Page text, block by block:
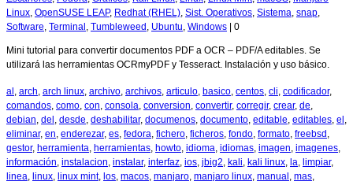
Linux, OpenSUSE LEAP, Redhat (RHEL), Sist. Operativos, Sistema, snap,
Software, Terminal , Tumbleweed , Ubuntu, Windows 0
Mini tutorial para convertir documentos PDF a OCR – PDF/A editables. Se
utilizará las herramientas OCRmyPDF y Tesseract. Instalación y uso básico.
al , arch, arch linux, archivo, archivos, articulo, basico, centos, cli, codificador,
comandos, como, con, consola, conversion, convertir, corregir, crear, de,
debian, del , desde, deshabilitar, documenos, documento, editable, editables, el ,
eliminar, en, enderezar, es, fedora, fichero, ficheros, fondo, formato, freebsd ,
gestor, herramienta, herramientas, howto, idioma, idiomas, imagen, imagenes,
información, instalacion, instalar, interfaz, ios, jbig2, kali, kali linux, la, limpiar,
linea, linux, linux mint, los, macos, manjaro, manjaro linux, manual , mas,